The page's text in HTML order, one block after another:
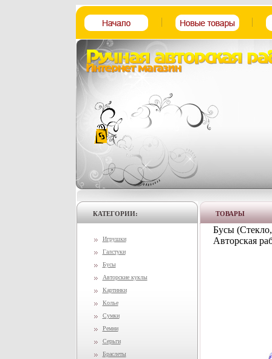
КАТЕГОРИИ:
Игрушки
Галстуки
Бусы
Авторские куклы
Картинки
Колье
Сумки
Ремни
Серьги
Браслеты
ТОВАРЫ
Бусы (Стекло,
Авторская